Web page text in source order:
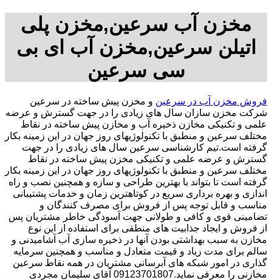
مخزن آب سرعین,مخزن پلی
اتیلن سرعین,مخزن آب ای بی
سی سرعین
فروش مخزن آب در سرعین و مخزن پیش ساخته در سرعین
شرکت مخزن سازان سال های زیادی را در جهت گسترش و عرضه
علمی و تکنیکی مخازن ذخیره آب و مخازن پیش ساخته در نقاط
مختلف سرعین و منطبق با تکنولوژیهای روز جهان در این زمینه بکار
گرفته است.تیم کارشناسی سرعین سال های زیادی را در جهت
گسترش و عرضه علمی و تکنیکی مخزن پیش ساخته در نقاط
مختلف سرعین و منطبق با تکنولوژیهای روز جهان در این زمینه بکار
گرفته است تا بتواند با بهترین طراحی و سازه و همچنین نصب و راه
اندازی و بهره برداری سریع در کوتاهترین زمان و خدمات پشتیبانی
مناسب و قابل توجه پس از فروش برای مصرف کنندگان و
تضامینی قوی و کافی و طولانی جهت آسودگی خاطر مشتریان پس
از فروش و ایجاد جذابیت های منطقی برای استفاده از این نوع
مخازن به سبب بهداشتی بودن آنها در ذخیره سازی آب آشامیدنی و
سالم برای مدت زیاد و قیمت متعادل و مناسب و همچنین سرمایه
گذاری در امور شبکه های آبرسانی مشتریان در همه نقاط سرعین
مخازنی را معرفی نماید.09123701807 آقای سلیمان مجردی